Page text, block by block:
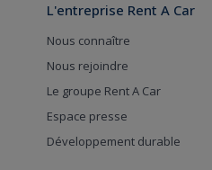
L'entreprise Rent A Car
Nous connaître
Nous rejoindre
Le groupe Rent A Car
Espace presse
Développement durable